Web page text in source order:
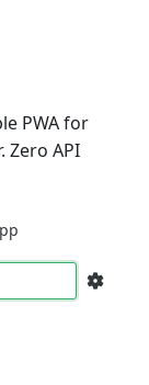
PWA for
Zero API